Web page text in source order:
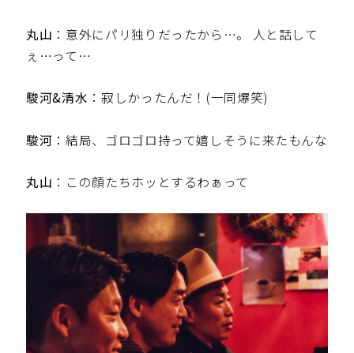
丸山 ：意外にパリ独りだったから…。 人と話して
ぇ…って…
駿河&清水 ：寂しかったんだ！(一同爆笑)
駿河 ：結局、ゴロゴロ持って嬉しそうに来たもんな
丸山 ：この顔たちホッとするわぁって